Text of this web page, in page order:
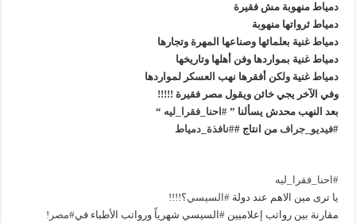
دمياط منهوبة مش فقيرة
دمياط ثرواتها منهوبة
دمياط غنية بعلمائها وصناعها المهرة وتجارها
دمياط غنية بمواردها وفن أهلها وتاريخها
دمياط غنية ولكن أفقرها نهب العسكر لمواردها
وفي الآخر يجي خائن ويقول مصر فقيرة !!!!!
بعد النهب محدش يسألنا ”#احنا_فقرا_ليه “
#فيديو_جراف من انتاج ##نافذة_دمياط
#احنا_فقرا_ليه
يا ترى مين الاهم عند دولة#السيسي؟!!!!
مقارنة بين رواتب إعلاميين #السيسي شهرياً ورواتب الأطباء في#مصر !